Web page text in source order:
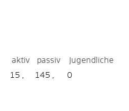
aktiv
15
passiv
145
Jugendliche
0